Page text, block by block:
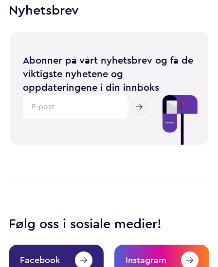
Nyhetsbrev
Abonner på vårt nyhetsbrev og få de
viktigste nyhetene og
oppdateringene i din innboks
Følg oss i sosiale medier!
Facebook Instagram